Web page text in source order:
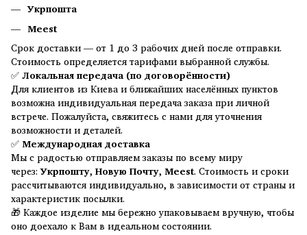
Укрпошта
Meest
Срок доставки — от 1 до 3 рабочих дней после отправки.
Стоимость определяется тарифами выбранной службы.
✅Локальная передача (по договорённости)
Для клиентов из Киева и ближайших населённых пунктов
возможна индивидуальная передача заказа при личной
встрече. Пожалуйста, свяжитесь с нами для уточнения
возможности и деталей.
✅Международная доставка
Мы с радостью отправляем заказы по всему миру
через:Укрпошту, Новую Почту, Meest. Стоимость и сроки
рассчитываются индивидуально, в зависимости от страны и
характеристик посылки.
🎁 Каждое изделие мы бережно упаковываем вручную, чтобы
оно доехало к Вам в идеальном состоянии.